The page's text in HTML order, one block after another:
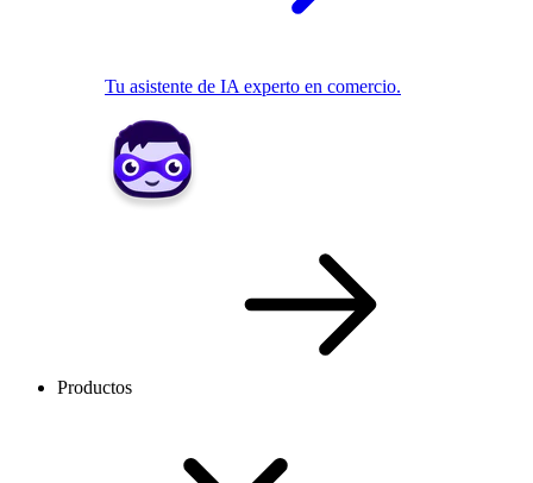
Tu asistente de IA experto en comercio.
Productos